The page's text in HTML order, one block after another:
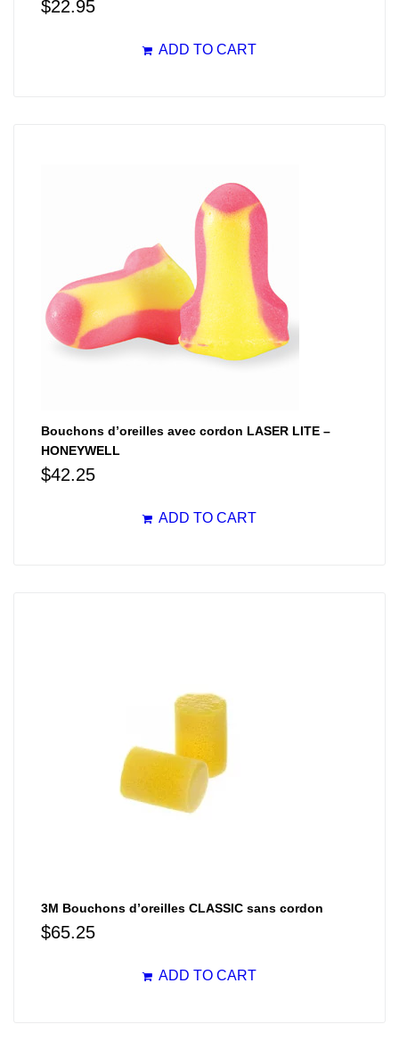
$22.95
ADD TO CART
Bouchons d’oreilles avec cordon LASER LITE –
HONEYWELL
$42.25
ADD TO CART
3M Bouchons d’oreilles CLASSIC sans cordon
$65.25
ADD TO CART